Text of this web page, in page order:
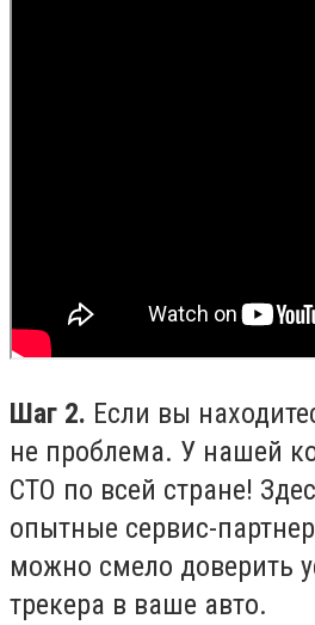
Шаг 2. Если вы
не проблема. У нашей
СТО по всей стране!
опытные сервис-
можно смело доверить
трекера в ваше авто.